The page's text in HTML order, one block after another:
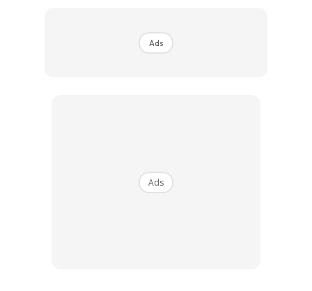
paling senang nak bela cuma bila besaq ni dia punya
demanding, abang dia pun geleng kepala. Daddy akan
Ads
Ads